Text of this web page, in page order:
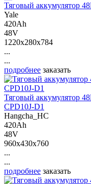
Тяговый аккумулятор
Yale
420Ah
48V
1220x280x784
...
...
подробнее заказать
Тяговый аккумулятор
CPD10J-D1
Hangcha_HC
420Ah
48V
960x430x760
...
...
подробнее заказать